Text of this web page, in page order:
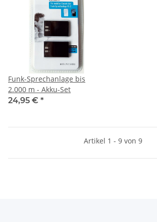
Funk-Sprechanlage bis
2.000 m - Akku-Set
24,95 € *
Artikel 1 - 9 von 9